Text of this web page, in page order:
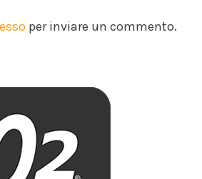
per inviare un commento.